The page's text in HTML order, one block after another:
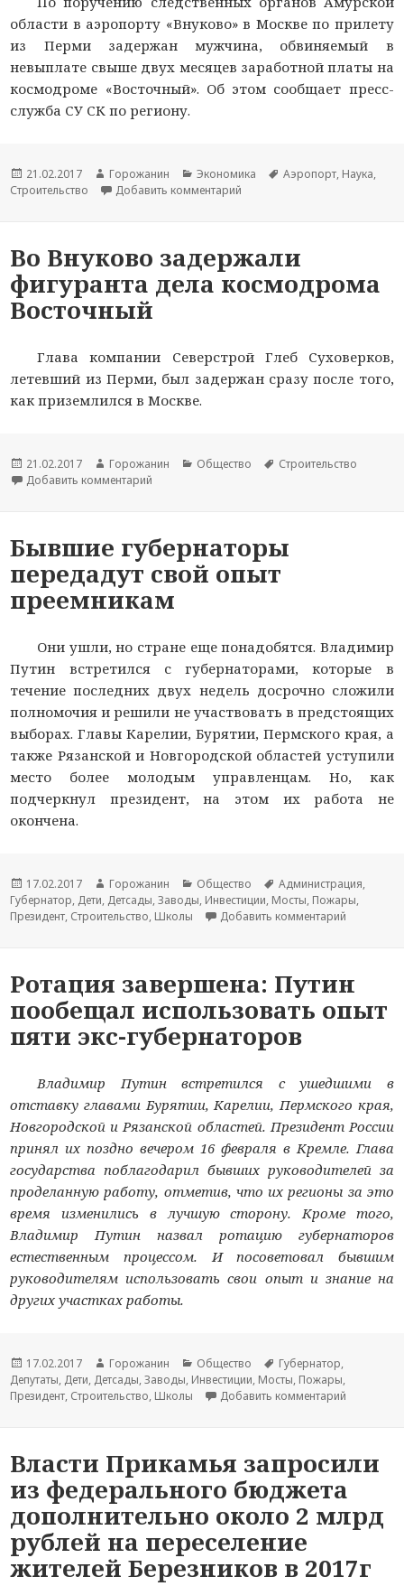
области в аэропорту «Внуково» в Москве по прилету
из Перми задержан мужчина, обвиняемый в
невыплате свыше двух месяцев заработной платы на
космодроме «Восточный». Об этом сообщает пресс-
служба СУ СК по региону.
Новость
опубликована
21.02.2017
Автор
новости
Горожанин
Раздел
новостей
Экономика
Тема
Аэропорт, Наука,
Строительство
Добавить комментарий
Во Внуково задержали
фигуранта дела космодрома
Восточный
Глава компании Северстрой Глеб Суховерков,
летевший из Перми, был задержан сразу после того,
как приземлился в Москве.
Новость
опубликована
21.02.2017
Автор
новости
Горожанин
Раздел
Общество
Тема
Строительство
Добавить комментарий
Бывшие губернаторы
передадут свой опыт
преемникам
Они ушли, но стране еще понадобятся. Владимир
Путин встретился с губернаторами, которые в
течение последних двух недель досрочно сложили
полномочия и решили не участвовать в предстоящих
выборах. Главы Карелии, Бурятии, Пермского края, а
также Рязанской и Новгородской областей уступили
место более молодым управленцам. Но, как
подчеркнул президент, на этом их работа не
окончена.
Новость
опубликована
17.02.2017
Автор
новости
Горожанин
Раздел
новостей
Общество
Тема
новости
Администрация,
Губернатор, Дети, Детсады,Заводы, Инвестиции, Мосты, Пожары,
Президент, Строительство, Школы Добавить комментарий
Ротация завершена: Путин
пообещал использовать опыт
пяти экс-губернаторов
Владимир Путин встретился с ушедшими в
отставку главами Бурятии, Карелии, Пермского края,
Новгородской и Рязанской областей. Президент России
принял их поздно вечером 16 февраля в Кремле. Глава
государства поблагодарил бывших руководителей за
проделанную работу, отметив, что их регионы за это
время изменились в лучшую сторону. Кроме того,
Владимир Путин назвал ротацию губернаторов
естественным процессом. И посоветовал бывшим
руководителям использовать свои опыт и знание на
других участках работы.
Новость
опубликована
17.02.2017
Автор
новости
Горожанин
Раздел
новостей
Общество
Тема
новости
Губернатор,
Депутаты, Дети, Детсады,Заводы, Инвестиции, Мосты, Пожары,
Президент, Строительство, Школы Добавить комментарий
Власти Прикамья запросили
из федерального бюджета
дополнительно около 2 млрд
рублей на переселение
жителей Березников в 2017г